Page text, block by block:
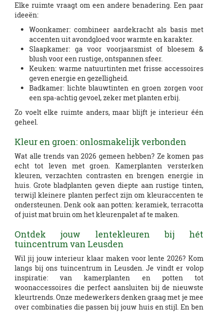
Elke ruimte vraagt om een andere benadering. Een paar
ideeën:
Woonkamer: combineer aardekracht als basis met
accenten uit avondgloed voor warmte en karakter.
Slaapkamer: ga voor voorjaarsmist of bloesem &
blush voor een rustige, ontspannen sfeer.
Keuken: warme natuurtinten met frisse accessoires
geven energie en gezelligheid.
Badkamer: lichte blauwtinten en groen zorgen voor
een spa-achtig gevoel, zeker met planten erbij.
Zo voelt elke ruimte anders, maar blijft je interieur één
geheel.
Kleur en groen: onlosmakelijk verbonden
Wat alle trends van 2026 gemeen hebben? Ze komen pas
echt tot leven met groen. Kamerplanten versterken
kleuren, verzachten contrasten en brengen energie in
huis. Grote bladplanten geven diepte aan rustige tinten,
terwijl kleinere planten perfect zijn om kleuraccenten te
ondersteunen. Denk ook aan potten: keramiek, terracotta
of juist mat bruin om het kleurenpalet af te maken.
Ontdek jouw lentekleuren bij hét
tuincentrum van Leusden
Wil jij jouw interieur klaar maken voor lente 2026? Kom
langs bij ons tuincentrum in Leusden. Je vindt er volop
inspiratie: van kamerplanten en potten tot
woonaccessoires die perfect aansluiten bij de nieuwste
kleurtrends. Onze medewerkers denken graag met je mee
over combinaties die passen bij jouw huis en stijl. En ben